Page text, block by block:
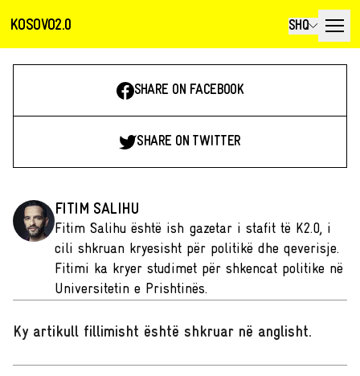
KOSOVO2.0 SHQ
SHARE ON FACEBOOK
SHARE ON TWITTER
FITIM SALIHU
Fitim Salihu është ish gazetar i stafit të K2.0, i
cili shkruan kryesisht për politikë dhe qeverisje.
Fitimi ka kryer studimet për shkencat politike në
Universitetin e Prishtinës.
Ky artikull fillimisht është shkruar në anglisht.